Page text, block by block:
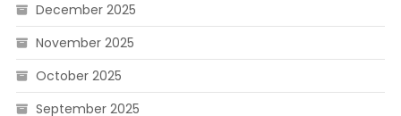
December 2025
November 2025
October 2025
September 2025